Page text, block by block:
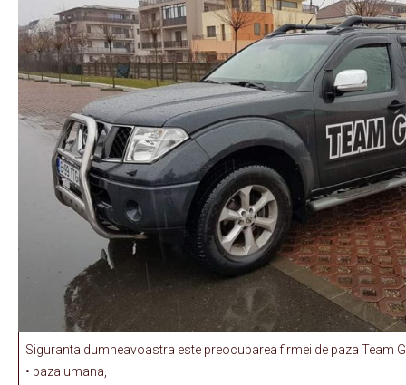
Siguranta dumneavoastra este preocuparea firmei de paza Team
• paza umana,